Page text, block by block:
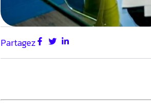
Partagez